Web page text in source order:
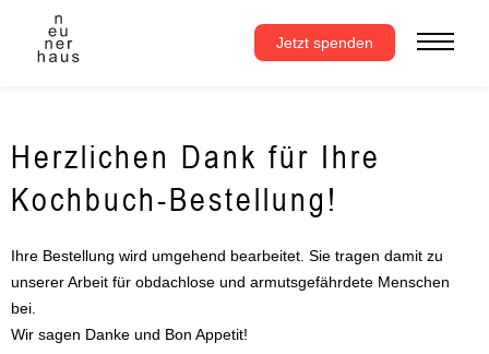
springen
Jetzt spenden
Herzlichen Dank für Ihre
Kochbuch-Bestellung!
Ihre Bestellung wird umgehend bearbeitet. Sie tragen damit zu
unserer Arbeit für obdachlose und armutsgefährdete Menschen
bei.
Wir sagen Danke und Bon Appetit!